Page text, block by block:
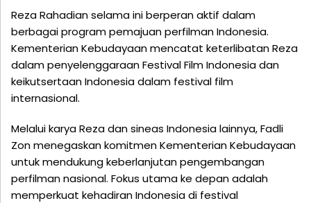
Reza Rahadian selama ini berperan aktif dalam
berbagai program pemajuan perfilman Indonesia.
Kementerian Kebudayaan mencatat keterlibatan Reza
dalam penyelenggaraan Festival Film Indonesia dan
keikutsertaan Indonesia dalam festival film
internasional.
Melalui karya Reza dan sineas Indonesia lainnya, Fadli
Zon menegaskan komitmen Kementerian Kebudayaan
untuk mendukung keberlanjutan pengembangan
perfilman nasional. Fokus utama ke depan adalah
memperkuat kehadiran Indonesia di festival